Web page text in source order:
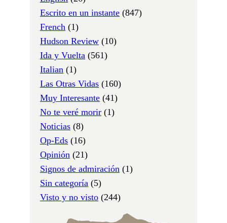
Escrito en un instante (847)
French (1)
Hudson Review (10)
Ida y Vuelta (561)
Italian (1)
Las Otras Vidas (160)
Muy Interesante (41)
No te veré morir (1)
Noticias (8)
Op-Eds (16)
Opinión (21)
Signos de admiración (1)
Sin categoría (5)
Visto y no visto (244)